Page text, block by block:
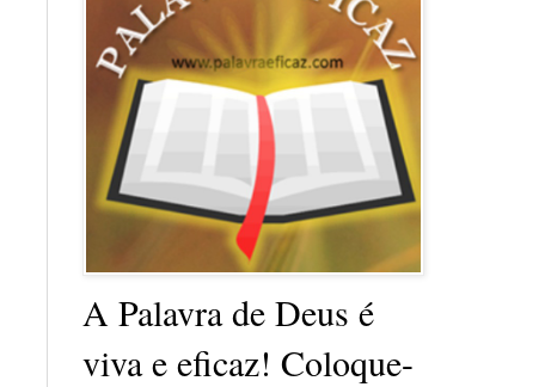
A Palavra de Deus é
viva e eficaz! Coloque-